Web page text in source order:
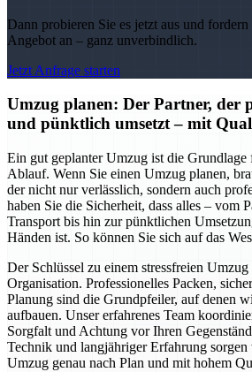
Dann probieren Sie es jetzt aus und
Angebot an – ganz unverbindlich.
Jetzt Anfrage starten
Umzug planen: Der Partner, der
und pünktlich umsetzt – mit
Ein gut geplanter Umzug ist die Grundlage
Ablauf. Wenn Sie einen Umzug planen,
der nicht nur verlässlich, sondern auch
haben Sie die Sicherheit, dass alles – vom
Transport bis hin zur pünktlichen
Händen ist. So können Sie sich auf das
Der Schlüssel zu einem stressfreien
Organisation. Professionelles Packen,
Planung sind die Grundpfeiler, auf denen
aufbauen. Unser erfahrenes Team
Sorgfalt und Achtung vor Ihren
Technik und langjähriger Erfahrung
Umzug genau nach Plan und mit hohem